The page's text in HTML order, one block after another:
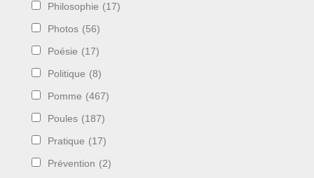
Philosophie (17)
Photos (56)
Poésie (17)
Politique (8)
Pomme (467)
Poules (187)
Pratique (17)
Prévention (2)